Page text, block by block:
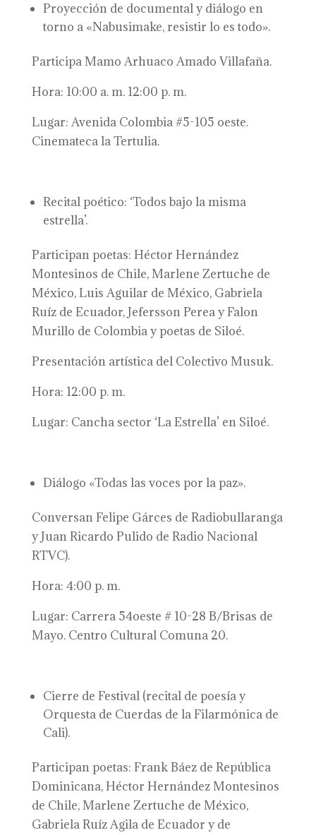
Proyección de documental y diálogo en
torno a «Nabusimake, resistir lo es todo».
Participa Mamo Arhuaco Amado Villafaña.
Hora: 10:00 a. m. 12:00 p. m.
Lugar: Avenida Colombia #5-105 oeste.
Cinemateca la Tertulia.
Recital poético: ‘Todos bajo la misma
estrella’.
Participan poetas: Héctor Hernández
Montesinos de Chile, Marlene Zertuche de
México, Luis Aguilar de México, Gabriela
Ruíz de Ecuador, Jefersson Perea y Falon
Murillo de Colombia y poetas de Siloé.
Presentación artística del Colectivo Musuk.
Hora: 12:00 p. m.
Lugar: Cancha sector ‘La Estrella’ en Siloé.
Diálogo «Todas las voces por la paz».
Conversan Felipe Gárces de Radiobullaranga
y Juan Ricardo Pulido de Radio Nacional
RTVC).
Hora: 4:00 p. m.
Lugar: Carrera 54oeste # 10-28 B/Brisas de
Mayo. Centro Cultural Comuna 20.
Cierre de Festival (recital de poesía y
Orquesta de Cuerdas de la Filarmónica de
Cali).
Participan poetas: Frank Báez de República
Dominicana, Héctor Hernández Montesinos
de Chile, Marlene Zertuche de México,
Gabriela Ruíz Agila de Ecuador y de